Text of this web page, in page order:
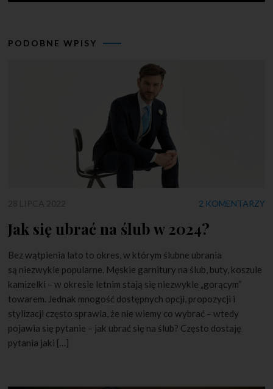
PODOBNE WPISY
2 KOMENTARZY
Jak się ubrać na ślub w 2024?
Bez wątpienia lato to okres, w którym ślubne ubrania
są niezwykle popularne. Męskie garnitury na ślub, buty, koszule
kamizelki – w okresie letnim stają się niezwykle „gorącym”
towarem. Jednak mnogość dostępnych opcji, propozycji i
stylizacji często sprawia, że nie wiemy co wybrać – wtedy
pojawia się pytanie – jak ubrać się na ślub? Często dostaję
pytania jaki […]